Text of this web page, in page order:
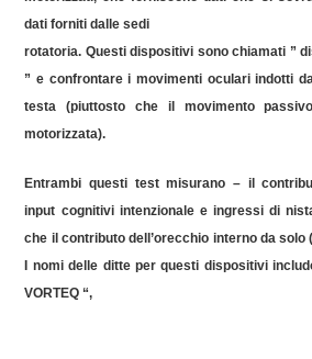
dati forniti dalle sedi
rotatoria. Questi dispositivi sono chiamati ”
” e confrontare i movimenti oculari indotti
testa (piuttosto che il movimento
motorizzata).
Entrambi questi test misurano – il
input cognitivi intenzionale e ingressi di
che il contributo dell’orecchio interno da solo
I nomi delle ditte per questi dispositivi
VORTEQ “,